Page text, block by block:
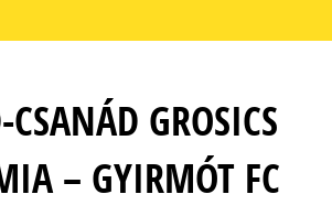
CSANÁD GROSICS
– GYIRMÓT FC